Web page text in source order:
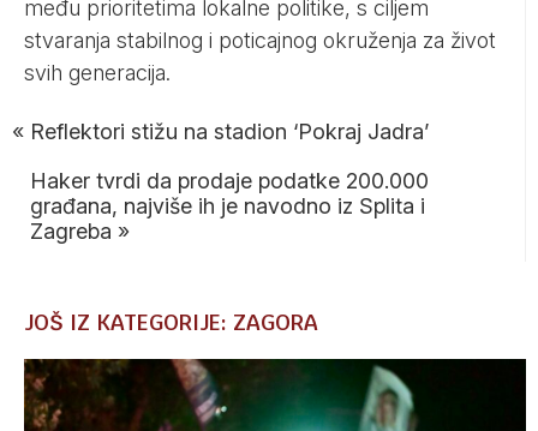
među prioritetima lokalne politike, s ciljem
stvaranja stabilnog i poticajnog okruženja za život
svih generacija.
« Reflektori stižu na stadion ‘Pokraj Jadra’
Haker tvrdi da prodaje podatke 200.000
građana, najviše ih je navodno iz Splita i
Zagreba »
JOŠ IZ KATEGORIJE: ZAGORA